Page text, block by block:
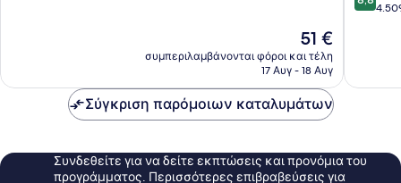
Η
τιμή
είναι
51 €
συμπεριλαμβάνονται φόροι και τέλη
17 Αυγ - 18 Αυγ
στα
Σύγκριση παρόμοιων καταλυμάτων
Συνδεθείτε για να δείτε εκπτώσεις και προνόμια του
προγράμματος. Περισσότερες επιβραβεύσεις για